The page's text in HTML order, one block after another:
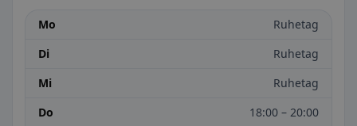
Mo
Ruhetag
Di
Ruhetag
Mi
Ruhetag
Do
18:00 – 20:00